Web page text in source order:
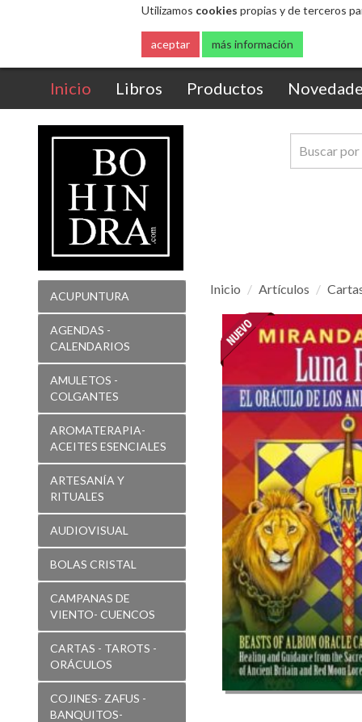
Utilizamos cookies propias y de terceros
aceptar más información
Inicio (current)
Libros Productos
ACUPUNTURA
AGENDAS -
CALENDARIOS
AMULETOS -
COLGANTES
AROMATERAPIA-
ACEITES ESENCIALES
ARTESANÍA Y
RITUALES
AUDIOVISUAL
BOLAS CRISTAL
CAMPANAS DE
VIENTO- CUENCOS
CARTAS - TAROTS -
ORÁCULOS
COJINES- ZAFUS -
BANQUITOS-
Inicio Artículos
Luna
Roja
El
Oráculo
de
los
Animales
cartas
libro